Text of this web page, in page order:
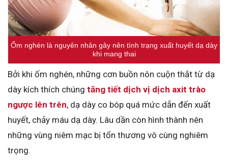
Ốm nghén là nguyên nhân gây nên tình trạng xuất huyết dạ dày
khi mang thai
Bởi khi ốm nghén, những cơn buồn nôn cuộn thắt từ dạ
dày kích thích chúng tăng tiết dịch vị dịch axit trào
ngược lên trên, dạ dày co bóp quá mức dẫn đến xuất
huyết, chảy máu dạ dày. Lâu dần còn hình thành nên
những vùng niêm mạc bị tổn thương vô cùng nghiêm
trọng.